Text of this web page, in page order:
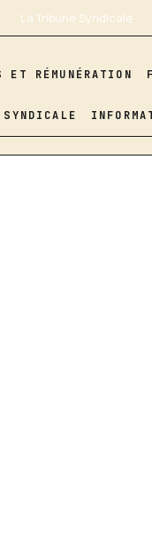
La Tribune Syndicale
ET RÉMUNÉRATION